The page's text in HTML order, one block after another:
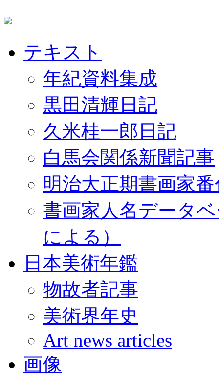
テキスト
年紀資料集成
黒田清輝日記
久米桂一郎日記
白馬会関係新聞記事
明治大正期書画家
書画家人名データ
による）
日本美術年鑑
物故者記事
美術界年史
Art news articles
画像